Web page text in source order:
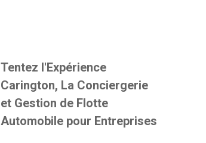
Tentez l'Expérience
Carington, La Conciergerie
et Gestion de Flotte
Automobile pour Entreprises